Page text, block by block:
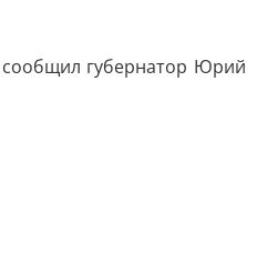
сообщил губернатор Юрий